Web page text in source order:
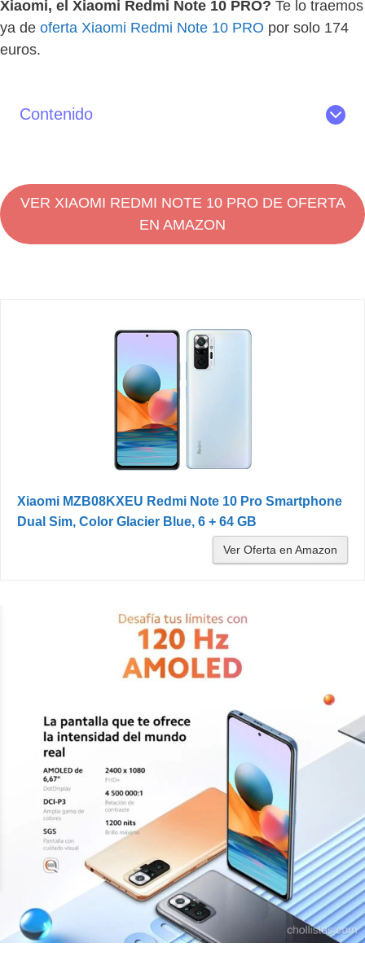
Xiaomi, el Xiaomi Redmi Note 10 PRO? Te lo traemos
ya de oferta Xiaomi Redmi Note 10 PRO por solo 174
euros.
Contenido
Opinión sobre el Xiaomi Redmi Note 10 PRO
Review del Xiaomi Redmi Note 10 PRO
Dónde comprar el Redmi Note 10 PRO de oferta en
VER XIAOMI REDMI NOTE 10 PRO DE OFERTA
EN AMAZON
Xiaomi MZB08KXEU Redmi Note 10 Pro Smartphone
Dual Sim, Color Glacier Blue, 6 + 64 GB
Ver Oferta en Amazon